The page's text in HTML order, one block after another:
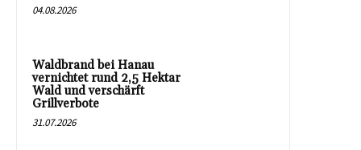
04.08.2026
Waldbrand bei Hanau
vernichtet rund 2,5 Hektar
Wald und verschärft
Grillverbote
31.07.2026